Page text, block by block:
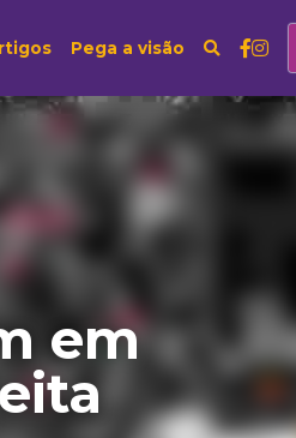
Artigos Pega a visão